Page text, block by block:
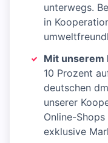
unterwegs.
in
Mit
10 Prozent
deutschen
unserer
Online-
exklusive